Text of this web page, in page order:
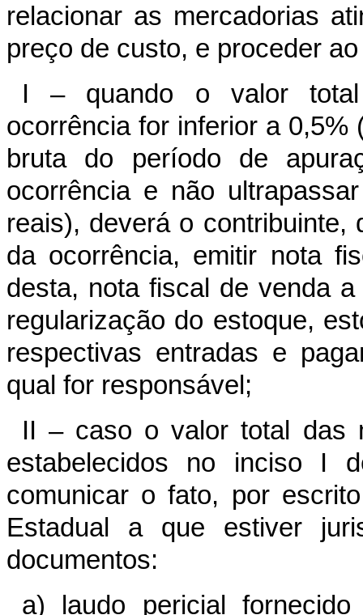
relacionar as mercadorias
preço de custo, e proceder
I – quando o valor total
ocorrência for inferior a
bruta do período de
ocorrência e não
reais), deverá o contribuinte,
da ocorrência, emitir nota
desta, nota fiscal de venda
regularização do estoque,
respectivas entradas e
qual for responsável;
II – caso o valor total das
estabelecidos no inciso I
comunicar o fato, por
Estadual a que estiver
documentos:
a) laudo pericial